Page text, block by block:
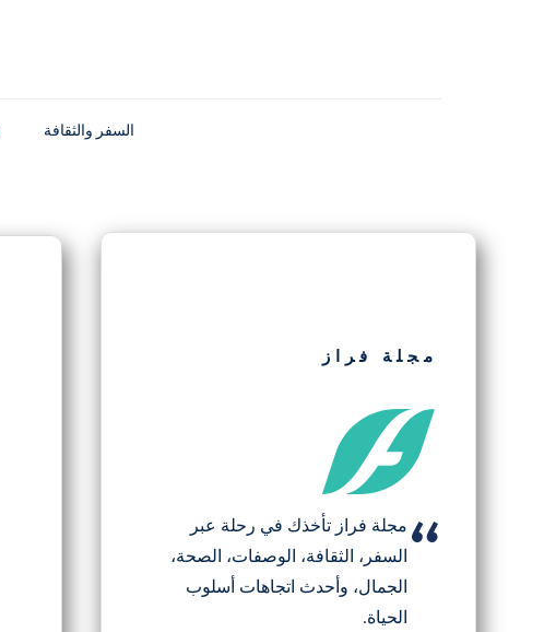
السفر والثقافة
مجلة فراز
مجلة فراز تأخذك في رحلة عبر
السفر، الثقافة، الوصفات، الصحة،
الجمال، وأحدث اتجاهات أسلوب
الحياة.